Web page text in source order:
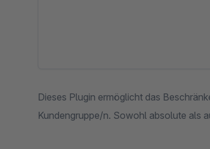
Dieses Plugin ermöglicht das
Kundengruppe/n. Sowohl absolute als